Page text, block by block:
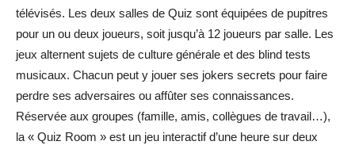
télévisés. Les deux salles de Quiz sont équipées de pupitres
pour un ou deux joueurs, soit jusqu’à 12 joueurs par salle. Les
jeux alternent sujets de culture générale et des blind tests
musicaux. Chacun peut y jouer ses jokers secrets pour faire
perdre ses adversaires ou affûter ses connaissances.
Réservée aux groupes (famille, amis, collègues de travail…),
la « Quiz Room » est un jeu interactif d’une heure sur deux